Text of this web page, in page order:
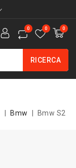
0
0
0
RICERCA
Bmw Bmw S2